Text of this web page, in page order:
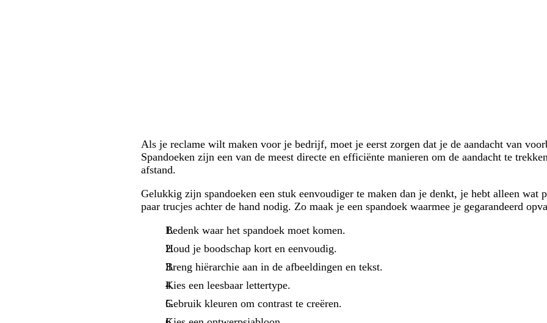
Als je reclame wilt maken voor je bedrijf, moet je eerst zorgen dat je de aandacht van
Spandoeken zijn een van de meest directe en efficiënte manieren om de aandacht te
afstand.
Gelukkig zijn spandoeken een stuk eenvoudiger te maken dan je denkt, je hebt alleen wat
paar trucjes achter de hand nodig. Zo maak je een spandoek waarmee je gegarandeerd
Bedenk waar het spandoek moet komen.
Houd je boodschap kort en eenvoudig.
Breng hiërarchie aan in de afbeeldingen en tekst.
Kies een leesbaar lettertype.
Gebruik kleuren om contrast te creëren.